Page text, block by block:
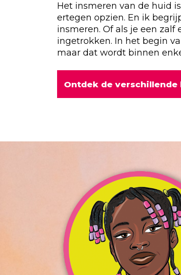
Het insmeren van de huid
ertegen opzien. En ik
insmeren. Of als je een
ingetrokken. In het begin
maar dat wordt binnen
Ontdek de